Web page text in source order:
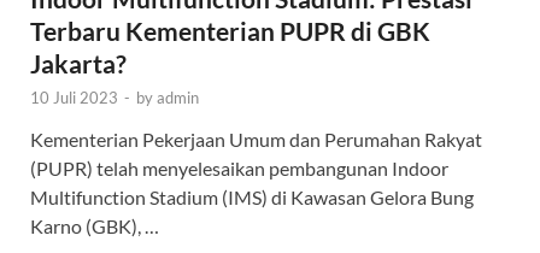
Terbaru Kementerian PUPR di GBK
Jakarta?
10 Juli 2023 - byadmin
Kementerian Pekerjaan Umum dan Perumahan Rakyat
(PUPR) telah menyelesaikan pembangunan Indoor
Multifunction Stadium (IMS) di Kawasan Gelora Bung
Karno (GBK), …